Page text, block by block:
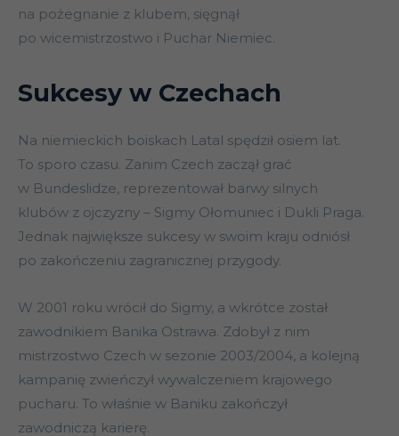
na pożegnanie z klubem, sięgnął
po wicemistrzostwo i Puchar Niemiec.
Sukcesy w Czechach
Na niemieckich boiskach Latal spędził osiem lat.
To sporo czasu. Zanim Czech zaczął grać
w Bundeslidze, reprezentował barwy silnych
klubów z ojczyzny – Sigmy Ołomuniec i Dukli Praga.
Jednak największe sukcesy w swoim kraju odniósł
po zakończeniu zagranicznej przygody.
W 2001 roku wrócił do Sigmy, a wkrótce został
zawodnikiem Banika Ostrawa. Zdobył z nim
mistrzostwo Czech w sezonie 2003/2004, a kolejną
kampanię zwieńczył wywalczeniem krajowego
pucharu. To właśnie w Baniku zakończył
zawodniczą karierę.